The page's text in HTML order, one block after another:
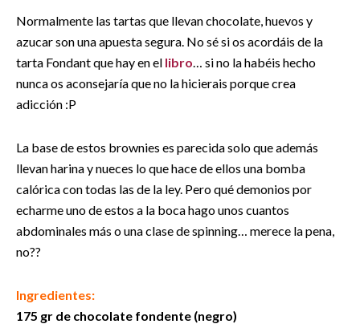
Normalmente las tartas que llevan chocolate, huevos y
azucar son una apuesta segura. No sé si os acordáis de la
tarta Fondant que hay en el libro… si no la habéis hecho
nunca os aconsejaría que no la hicierais porque crea
adicción :P
La base de estos brownies es parecida solo que además
llevan harina y nueces lo que hace de ellos una bomba
calórica con todas las de la ley. Pero qué demonios por
echarme uno de estos a la boca hago unos cuantos
abdominales más o una clase de spinning… merece la pena,
no??
Ingredientes:
175 gr de chocolate fondente (negro)